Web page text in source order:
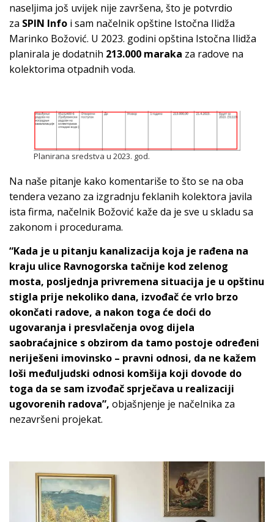
naseljima još uvijek nije završena, što je potvrdio
za SPIN Info i sam načelnik opštine Istočna Ilidža
Marinko Božović. U 2023. godini opština Istočna Ilidža
planirala je dodatnih 213.000 maraka za radove na
kolektorima otpadnih voda.
Planirana sredstva u 2023. god.
Na naše pitanje kako komentariše to što se na oba
tendera vezano za izgradnju feklanih kolektora javila
ista firma, načelnik Božović kaže da je sve u skladu sa
zakonom i procedurama.
“Kada je u pitanju kanalizacija koja je rađena na
kraju ulice Ravnogorska tačnije kod zelenog
mosta, posljednja privremena situacija je u opštinu
stigla prije nekoliko dana, izvođač će vrlo brzo
okončati radove, a nakon toga će doći do
ugovaranja i presvlačenja ovog dijela
saobraćajnice s obzirom da tamo postoje određeni
neriješeni imovinsko – pravni odnosi, da ne kažem
loši međuljudski odnosi komšija koji dovode do
toga da se sam izvođač sprječava u realizaciji
ugovorenih radova”, objašnjenje je načelnika za
nezavršeni projekat.